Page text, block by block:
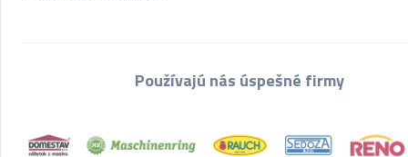
Používajú nás úspešné firmy